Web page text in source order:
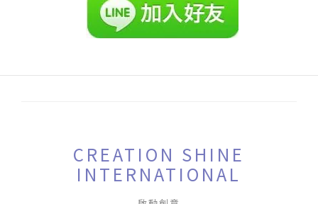
CREATION SHINE
INTERNATIONAL